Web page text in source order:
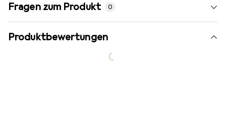
Fragen zum Produkt 0
Produktbewertungen